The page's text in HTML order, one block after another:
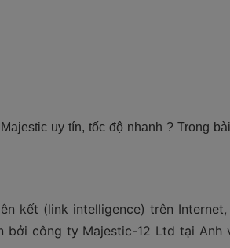
uy tín, tốc độ nhanh ? Trong
kết (link intelligence) trên
công ty Majestic-12 Ltd tại Anh